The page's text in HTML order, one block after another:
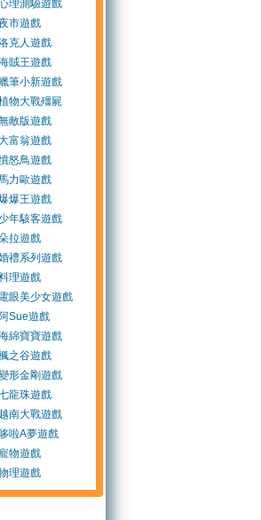
理測驗遊戲
市遊戲
克人遊戲
賊王遊戲
筆小新遊戲
物大戰殭屍
敵版遊戲
富翁遊戲
怒鳥遊戲
力歐遊戲
爆王遊戲
少年駭客遊戲
拉遊戲
禮系列遊戲
理遊戲
電眼美少女遊戲
阿Sue遊戲
綿寶寶遊戲
之谷遊戲
形金剛遊戲
龍珠遊戲
越南大戰遊戲
啦A夢遊戲
物遊戲
理遊戲